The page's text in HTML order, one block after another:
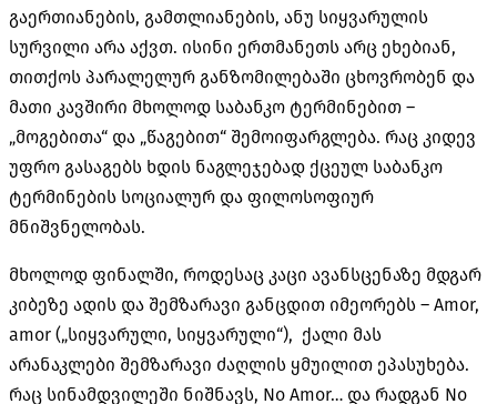
გაერთიანების, გამთლიანების, ანუ სიყვარულის
სურვილი არა აქვთ. ისინი ერთმანეთს არც ეხებიან,
თითქოს პარალელურ განზომილებაში ცხოვრობენ და
მათი კავშირი მხოლოდ საბანკო ტერმინებით –
„მოგებითა“ და „წაგებით“ შემოიფარგლება. რაც კიდევ
უფრო გასაგებს ხდის ნაგლეჯებად ქცეულ საბანკო
ტერმინების სოციალურ და ფილოსოფიურ
მნიშვნელობას.
მხოლოდ ფინალში, როდესაც კაცი ავანსცენაზე მდგარ
კიბეზე ადის და შემზარავი განცდით იმეორებს – Amor,
amor („სიყვარული, სიყვარული“), ქალი მას
არანაკლები შემზარავი ძაღლის ყმუილით ეპასუხება.
რაც სინამდვილეში ნიშნავს, No Amor… და რადგან No